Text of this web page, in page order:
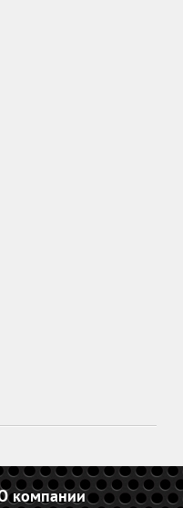
компании